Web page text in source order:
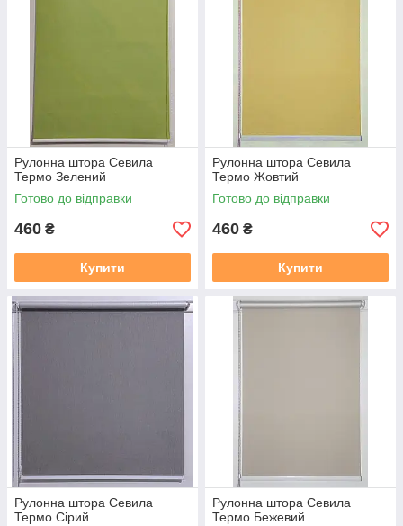
Рулонна штора Севила
Термо Зелений
Готово до відправки
460 ₴
Купити
Рулонна штора Севила
Термо Жовтий
Готово до відправки
460 ₴
Купити
Рулонна штора Севила
Термо Сірий
Рулонна штора Севила
Термо Бежевий